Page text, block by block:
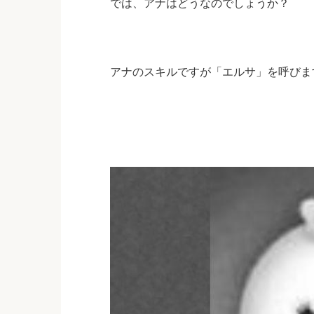
では、アナはどうなのでしょうか？
アナのスキルですが「エルサ」を呼び